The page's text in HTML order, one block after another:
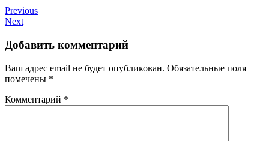
Previous
Next
Добавить комментарий
Ваш адрес email не будет опубликован. Обязательные поля
помечены *
Комментарий *